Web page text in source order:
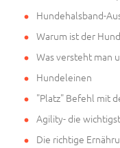
Hundehalsband-
Warum ist der
Was versteht man
Hundeleinen
"Platz" Befehl mit
Agility- die
Die richtige